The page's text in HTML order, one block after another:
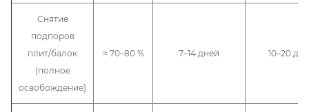
Снятие
подпоров
плит/балок
(полное
освобождение)
≈ 70–80 % 7–14 дней 10–20